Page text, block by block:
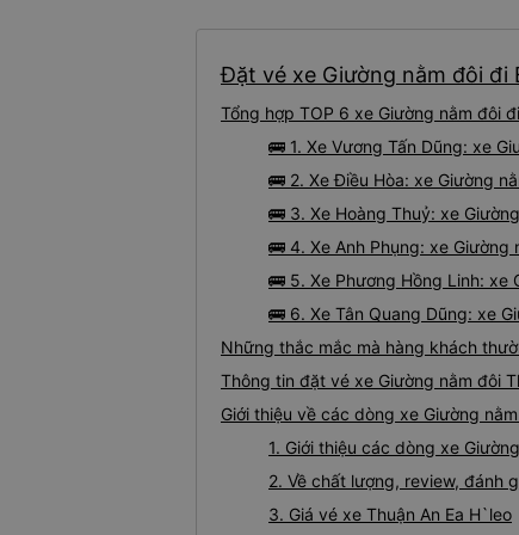
Đặt vé xe Giường nằm đôi đi
Tổng hợp TOP 6 xe Giường nằm đôi
🚌 1. Xe Vương Tấn Dũng: xe
🚌 2. Xe Điều Hòa: xe Giường
🚌 3. Xe Hoàng Thuỷ: xe
🚌 4. Xe Anh Phụng: xe
🚌 5. Xe Phương Hồng Linh: xe
🚌 6. Xe Tân Quang Dũng: xe
Những thắc mắc mà hàng khách
Thông tin đặt vé xe Giường nằm đôi
Giới thiệu về các dòng xe Giường
1. Giới thiệu các dòng xe
2. Về chất lượng, review, đánh
3. Giá vé xe Thuận An Ea H`leo